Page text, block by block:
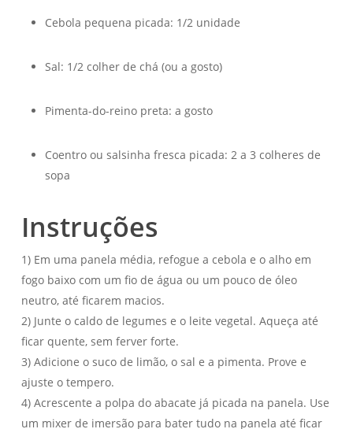
Cebola pequena picada: 1/2 unidade
Sal: 1/2 colher de chá (ou a gosto)
Pimenta-do-reino preta: a gosto
Coentro ou salsinha fresca picada: 2 a 3 colheres de
sopa
Instruções
1) Em uma panela média, refogue a cebola e o alho em
fogo baixo com um fio de água ou um pouco de óleo
neutro, até ficarem macios.
2) Junte o caldo de legumes e o leite vegetal. Aqueça até
ficar quente, sem ferver forte.
3) Adicione o suco de limão, o sal e a pimenta. Prove e
ajuste o tempero.
4) Acrescente a polpa do abacate já picada na panela. Use
um mixer de imersão para bater tudo na panela até ficar